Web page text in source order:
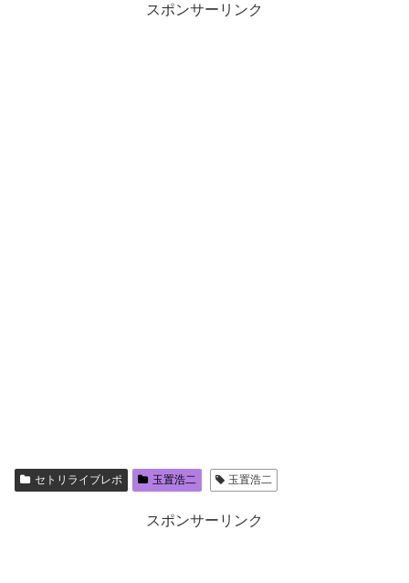
スポンサーリンク
セトリライブレポ 玉置浩二 玉置浩二
スポンサーリンク